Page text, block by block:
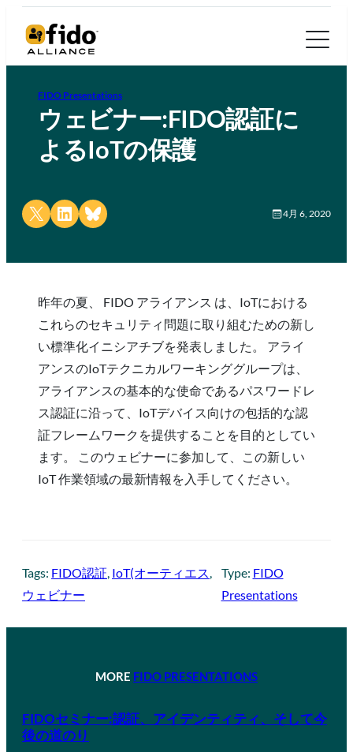
FIDO Presentations
ウェビナー:FIDO認証に
よるIoTの保護
Share on X Share on LinkedIn
Share on Bluesky 4月 6, 2020
昨年の夏、 FIDO アライアンス は、IoTにおける
これらのセキュリティ問題に取り組むための新し
い標準化イニシアチブを発表しました。 アライ
アンスのIoTテクニカルワーキンググループは、
アライアンスの基本的な使命であるパスワードレ
ス認証に沿って、IoTデバイス向けの包括的な認
証フレームワークを提供することを目的としてい
ます。 このウェビナーに参加して、この新しい
IoT 作業領域の最新情報を入手してください。
Tags: FIDO認証 IoT(オーティエス
ウェビナー
Type: FIDO
Presentations
MORE FIDO PRESENTATIONS
FIDOセミナー:認証、アイデンティティ、そして今
後の道のり